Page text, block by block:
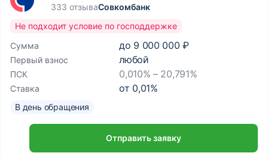
333 отзываСовкомбанк
Сумма до 9 000 000 ₽
Первый взнос любой
ПСК 0,010% – 20,791%
Ставка от 0,01%
Не подходит условие по господдержке
В день обращения
Отправить заявку